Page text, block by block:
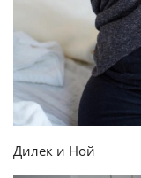
Дилек и Ной